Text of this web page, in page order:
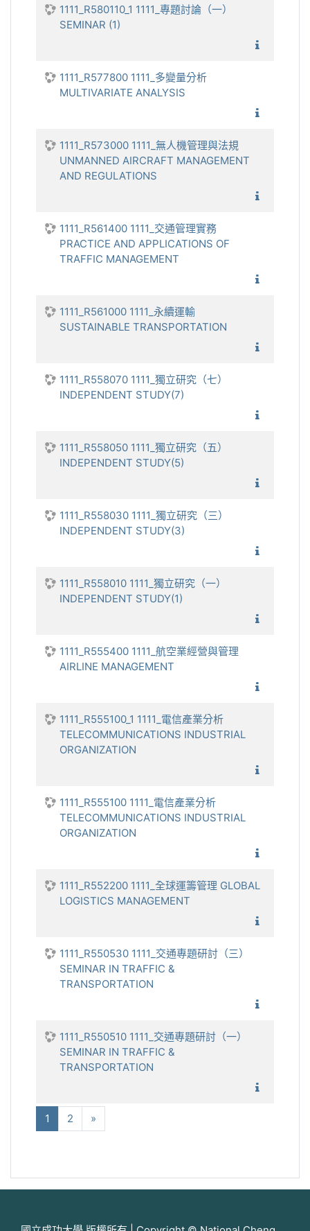
1111_R580110_1 1111_專題討論（一）
SEMINAR (1)
1111_R577800 1111_多變量分析
MULTIVARIATE ANALYSIS
1111_R573000 1111_無人機管理與法規
UNMANNED AIRCRAFT MANAGEMENT
AND REGULATIONS
1111_R561400 1111_交通管理實務
PRACTICE AND APPLICATIONS OF
TRAFFIC MANAGEMENT
1111_R561000 1111_永續運輸
SUSTAINABLE TRANSPORTATION
1111_R558070 1111_獨立研究（七）
INDEPENDENT STUDY(7)
1111_R558050 1111_獨立研究（五）
INDEPENDENT STUDY(5)
1111_R558030 1111_獨立研究（三）
INDEPENDENT STUDY(3)
1111_R558010 1111_獨立研究（一）
INDEPENDENT STUDY(1)
1111_R555400 1111_航空業經營與管理
AIRLINE MANAGEMENT
1111_R555100_1 1111_電信產業分析
TELECOMMUNICATIONS INDUSTRIAL
ORGANIZATION
1111_R555100 1111_電信產業分析
TELECOMMUNICATIONS INDUSTRIAL
ORGANIZATION
1111_R552200 1111_全球運籌管理 GLOBAL
LOGISTICS MANAGEMENT
1111_R550530 1111_交通專題研討（三）
SEMINAR IN TRAFFIC &
TRANSPORTATION
1111_R550510 1111_交通專題研討（一）
SEMINAR IN TRAFFIC &
TRANSPORTATION
1 (current)
2 »